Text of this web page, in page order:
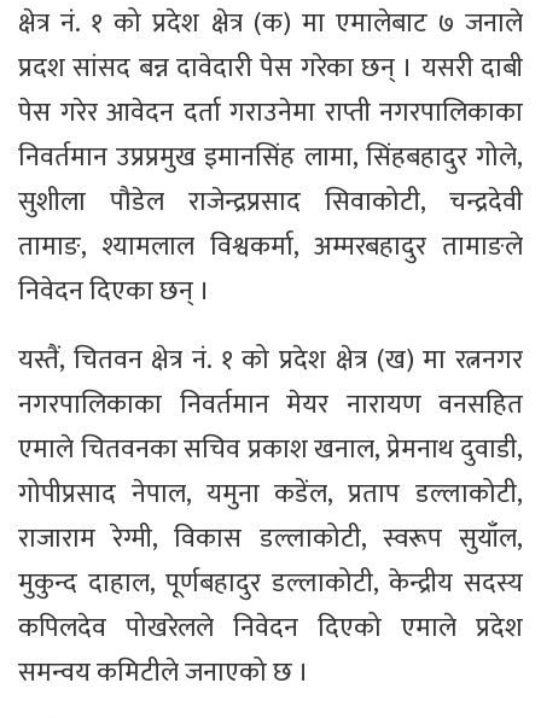
क्षेत्र नं. १ को प्रदेश क्षेत्र (क) मा एमालेबाट ७ जनाले
प्रदश सांसद बन्न दावेदारी पेस गरेका छन् । यसरी दाबी
पेस गरेर आवेदन दर्ता गराउनेमा राप्ती नगरपालिकाका
निवर्तमान उप्रप्रमुख इमानसिंह लामा, सिंहबहादुर गोले,
सुशीला पौडेल राजेन्द्रप्रसाद सिवाकोटी, चन्द्रदेवी
तामाङ, श्यामलाल विश्वकर्मा, अम्मरबहादुर तामाङले
निवेदन दिएका छन् ।
यस्तैं, चितवन क्षेत्र नं. १ को प्रदेश क्षेत्र (ख) मा रत्ननगर
नगरपालिकाका निवर्तमान मेयर नारायण वनसहित
एमाले चितवनका सचिव प्रकाश खनाल, प्रेमनाथ दुवाडी,
गोपीप्रसाद नेपाल, यमुना कडेंल, प्रताप डल्लाकोटी,
राजाराम रेग्मी, विकास डल्लाकोटी, स्वरूप सुयाँल,
मुकुन्द दाहाल, पूर्णबहादुर डल्लाकोटी, केन्द्रीय सदस्य
कपिलदेव पोखरेलले निवेदन दिएको एमाले प्रदेश
समन्वय कमिटीले जनाएको छ ।